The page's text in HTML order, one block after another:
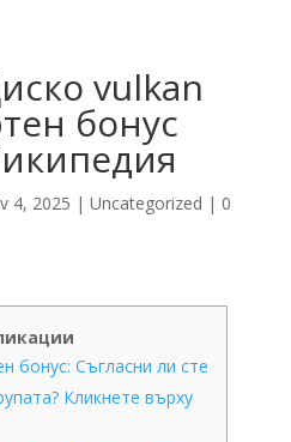
vulkan
бонус
4, 2025 | Uncategorized | 0
бонус: Съгласни ли сте
Кликнете върху